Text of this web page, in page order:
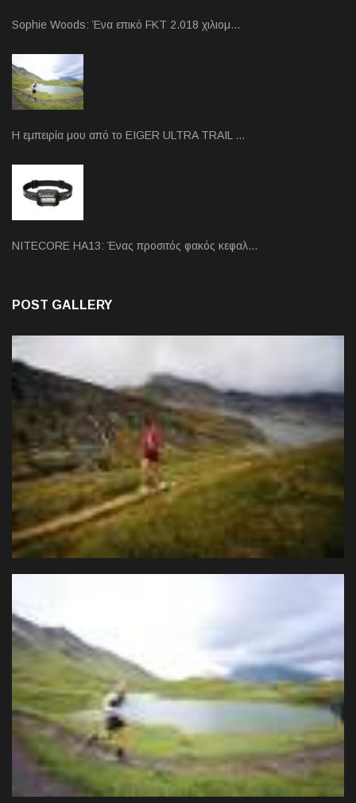
Sophie Woods: Ένα επικό FKT 2.018 χιλιομ…
Η εμπειρία μου από το EIGER ULTRA TRAIL …
NITECORE HA13: Ένας προσιτός φακός κεφαλ…
POST GALLERY